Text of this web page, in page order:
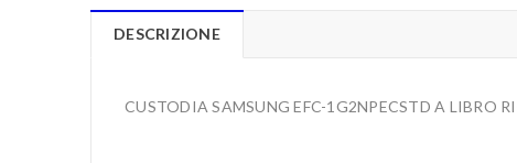
DESCRIZIONE
CUSTODIA SAMSUNG EFC-1G2NPECSTD A LIBRO